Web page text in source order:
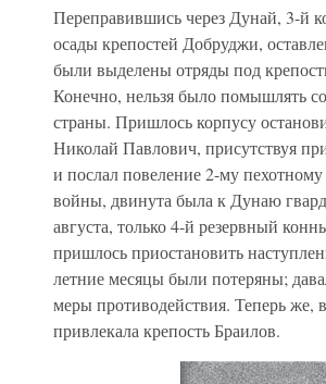
Переправившись через Дунай, 3-й
осады крепостей Добруджи,
были выделены отряды под
Конечно, нельзя было помышлять
страны. Пришлось корпусу
Николай Павлович, присутствуя
и послал повеление 2-му
войны, двинута была к Дунаю
августа, только 4-й резервный
пришлось приостановить
летние месяцы были потеряны;
меры противодействия. Теперь
привлекала крепость Браилов.